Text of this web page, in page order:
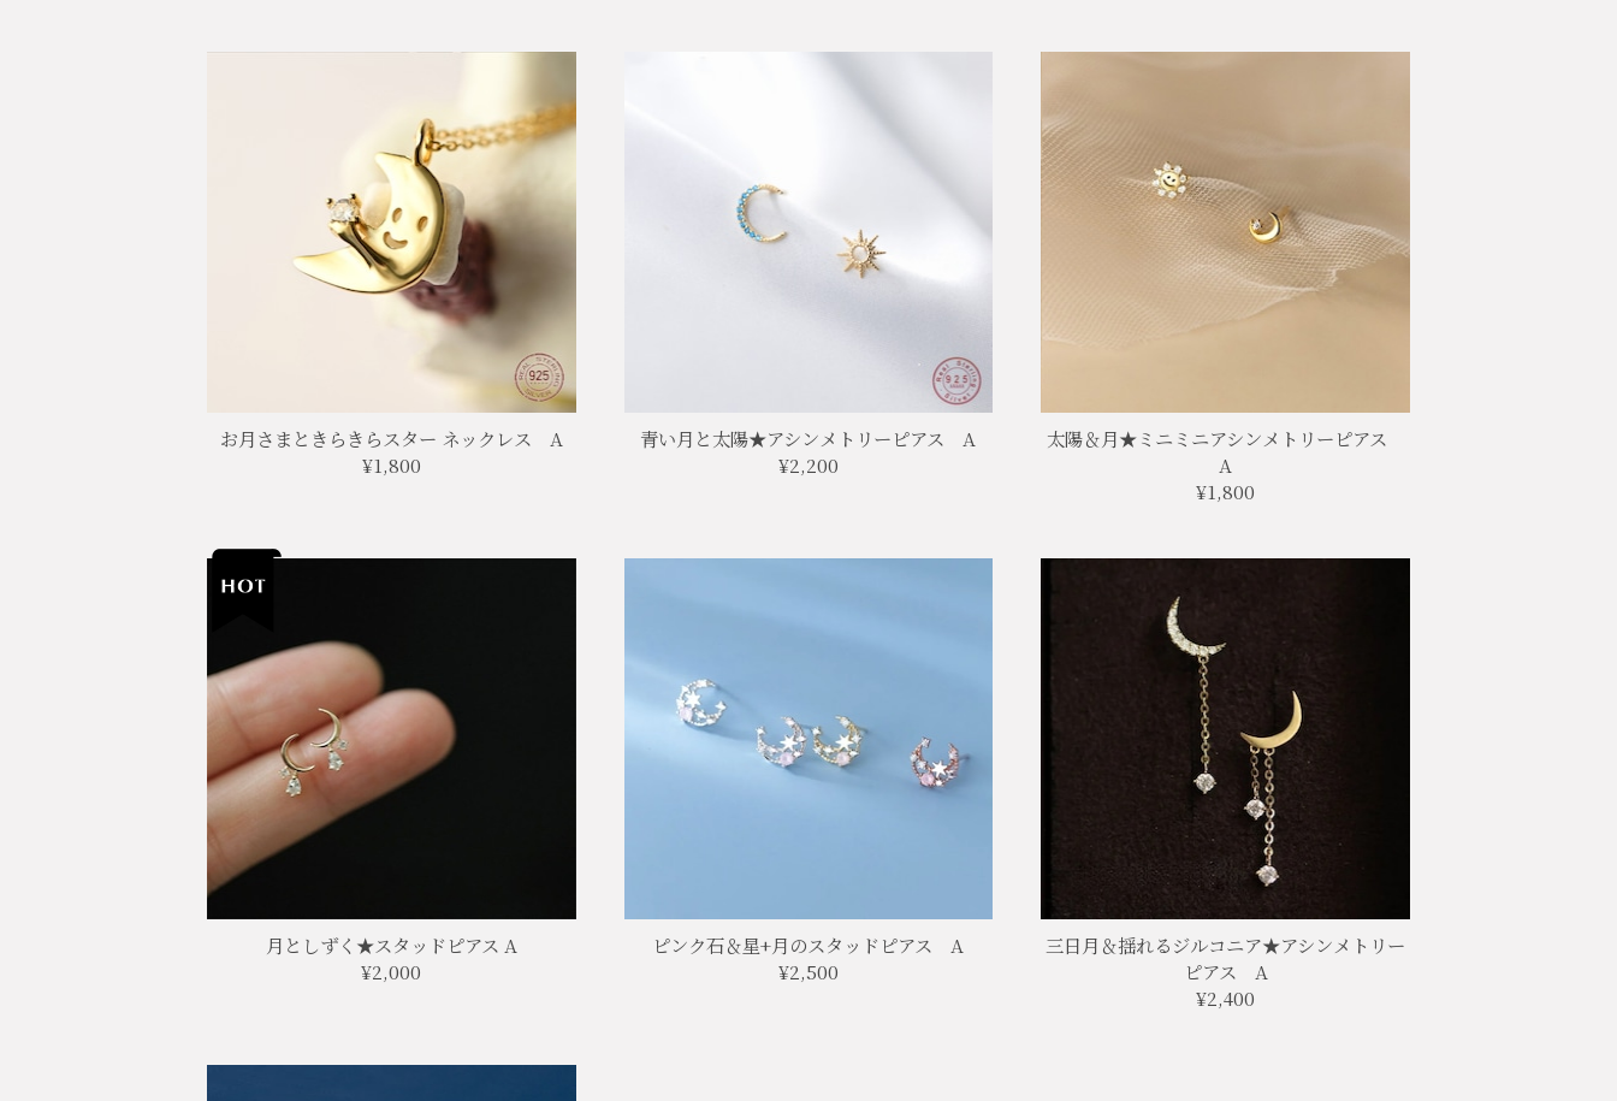
お月さまときらきらスター ネックレス A
¥1,800
青い月と太陽★アシンメトリーピアス A
¥2,200
太陽＆月★ミニミニアシンメトリーピアス
A
¥1,800
月としずく★スタッドピアス A
¥2,000
ピンク石＆星+月のスタッドピアス A
¥2,500
三日月＆揺れるジルコニア★アシンメトリー
ピアス A
¥2,400